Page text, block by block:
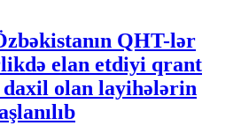
QHT-lər
elan etdiyi qrant
daxil olan layihələrin